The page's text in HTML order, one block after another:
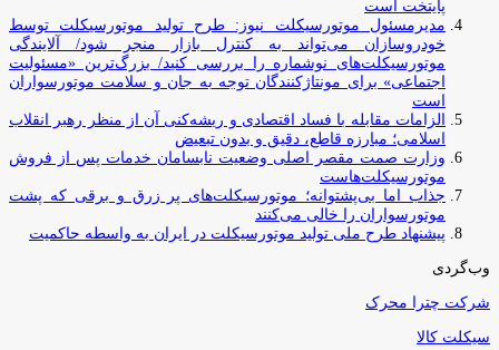
پایتخت است
مدیرمسئول موتورسیکلت نیوز: طرح تولید موتورسیکلت توسط
خودروسازان می‌تواند به کنترل بازار منجر شود/ آلایندگی
موتورسیکلت‌های نوشماره را بررسی کنید/ بزرگ‌ترین «مسئولیت
اجتماعی» برای مونتاژکنندگان توجه به جان و سلامت موتورسواران
است
الزامات مقابله با فساد اقتصادی و ریشه‌کنی آن از منظر رهبر انقلاب
اسلامی؛ مبارزه قاطع، دقیق و بدون تبعیض
وزارت صمت مقصر اصلی وضعیت نابسامان خدمات پس از فروش
موتورسیکلت‌هاست
جذاب اما بی‌پشتوانه؛ موتورسیکلت‌های پر زرق‌ و برقی که پشت
موتورسواران را خالی می‌کنند
پیشنهاد طرح ملی تولید موتورسیکلت در ایران به واسطه حاکمیت
وب‌گردی
شرکت چترا محرک
سیکلت کالا